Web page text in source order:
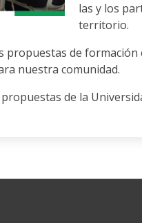
las y los
territorio.
propuestas de
nuestra comunidad.
de la